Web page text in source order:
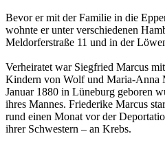
Bevor er mit der Familie in die
wohnte er unter verschiedenen
Meldorferstraße 11 und in der
Verheiratet war Siegfried Marcus
Kindern von Wolf und Maria-Anna
Januar 1880 in Lüneburg geboren
ihres Mannes. Friederike Marcus
rund einen Monat vor der
ihrer Schwestern – an Krebs.